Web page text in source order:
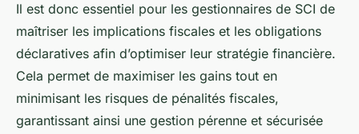
Il est donc essentiel pour les gestionnaires de SCI de
maîtriser les implications fiscales et les obligations
déclaratives afin d’optimiser leur stratégie financière.
Cela permet de maximiser les gains tout en
minimisant les risques de pénalités fiscales,
garantissant ainsi une gestion pérenne et sécurisée